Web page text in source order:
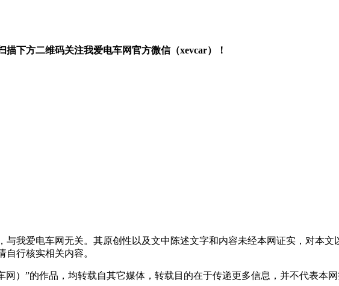
下方二维码关注我爱电车网官方微信（xevcar）！
与我爱电车网无关。其原创性以及文中陈述文字和内容未经本网证实，对本
行核实相关内容。
）”的作品，均转载自其它媒体，转载目的在于传递更多信息，并不代表本网